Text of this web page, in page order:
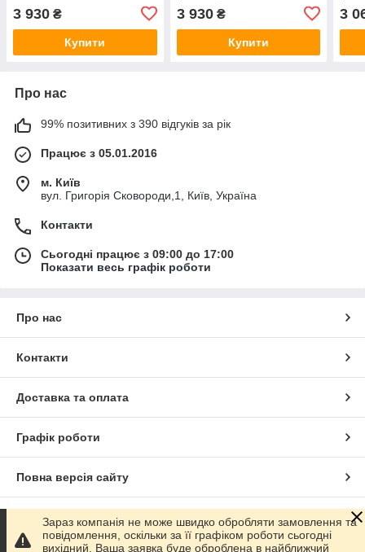
3 930 ₴
Купити
3 930₴
Купити
3
Про нас
99% позитивних з 390 відгуків за рік
Працює з 05.01.2016
м. Київ
вул. Григорія Сковороди,1, Київ, Україна
Контакти
Сьогодні працює з 09:00 до 17:00
Показати весь графік роботи
Про нас
Контакти
Доставка та оплата
Графік роботи
Повна версія сайту
Сайт створено на маркетплейсі Prom.ua
Зараз компанія не може швидко обробляти замовлення та
повідомлення, оскільки за її графіком роботи сьогодні
вихідний. Ваша заявка буде оброблена в найближчий